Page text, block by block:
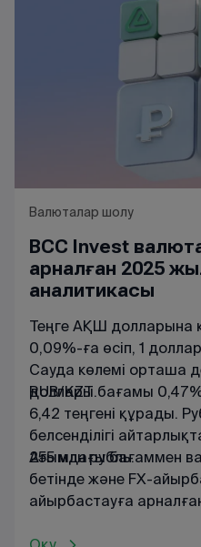
Валюталар шолу
BCC Invest
арналған 2025
аналитикасы
Теңге АҚШ долларына
0,09%-ға өсіп, 1
Сауда көлемі орташа
доллары.
RUB/KZT бағамы
6,42 теңгені құрады.
белсенділігі
255 млн рубль.
Ағымдағыбағаммен
бетіндежәне FX-
айырбастауға